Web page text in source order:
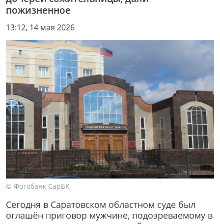
пожизненное
13:12, 14 мая 2026
© Фотобанк СарБК
Сегодня в Саратовском областном суде был
оглашён приговор мужчине, подозреваемому в